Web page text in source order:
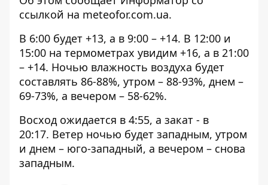
ссылкой на meteofor.com.ua.
В 6:00 будет +13, а в 9:00 – +14. В 12:00 и
15:00 на термометрах увидим +16, а в 21:00
– +14. Ночью влажность воздуха будет
составлять 86-88%, утром – 88-93%, днем ​​–
69-73%, а вечером – 58-62%.
Восход ожидается в 4:55, а закат - в
20:17. Ветер ночью будет западным, утром
и днем ​​– юго-западный, а вечером – снова
западным.